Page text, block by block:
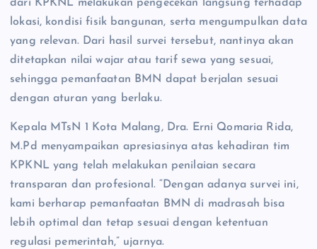
dari KPKNL melakukan pengecekan langsung terhadap
lokasi, kondisi fisik bangunan, serta mengumpulkan data
yang relevan. Dari hasil survei tersebut, nantinya akan
ditetapkan nilai wajar atau tarif sewa yang sesuai,
sehingga pemanfaatan BMN dapat berjalan sesuai
dengan aturan yang berlaku.
Kepala MTsN 1 Kota Malang, Dra. Erni Qomaria Rida,
M.Pd menyampaikan apresiasinya atas kehadiran tim
KPKNL yang telah melakukan penilaian secara
transparan dan profesional. “Dengan adanya survei ini,
kami berharap pemanfaatan BMN di madrasah bisa
lebih optimal dan tetap sesuai dengan ketentuan
regulasi pemerintah,” ujarnya.